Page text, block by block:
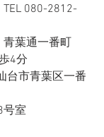
080-2812-
葉通一番町
4分
台市青葉区一番
号室